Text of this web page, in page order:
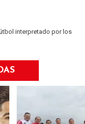
interpretado por los